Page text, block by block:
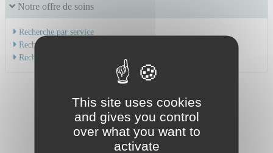
Notre offre de soins
Recherche par service
Recherche par spécialité
Recherche par médecin
This site uses cookies
and gives you control
over what you want to
activate